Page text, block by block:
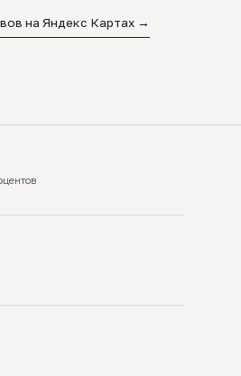
на Яндекс Картах →